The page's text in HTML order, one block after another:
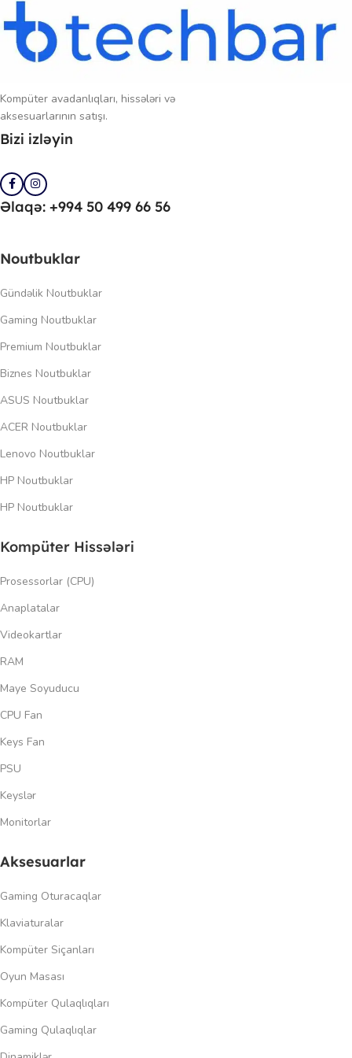
Kompüter avadanlıqları, hissələri və
aksesuarlarının satışı.
Bizi izləyin
Əlaqə: +994 50 499 66 56
Noutbuklar
Gündəlik Noutbuklar
Gaming Noutbuklar
Premium Noutbuklar
Biznes Noutbuklar
ASUS Noutbuklar
ACER Noutbuklar
Lenovo Noutbuklar
HP Noutbuklar
HP Noutbuklar
Kompüter Hissələri
Prosessorlar (CPU)
Anaplatalar
Videokartlar
RAM
Maye Soyuducu
CPU Fan
Keys Fan
PSU
Keyslər
Monitorlar
Aksesuarlar
Gaming Oturacaqlar
Klaviaturalar
Kompüter Siçanları
Oyun Masası
Kompüter Qulaqlıqları
Gaming Qulaqlıqlar